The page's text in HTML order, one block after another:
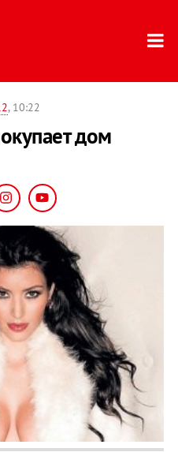
, 10:22
дом